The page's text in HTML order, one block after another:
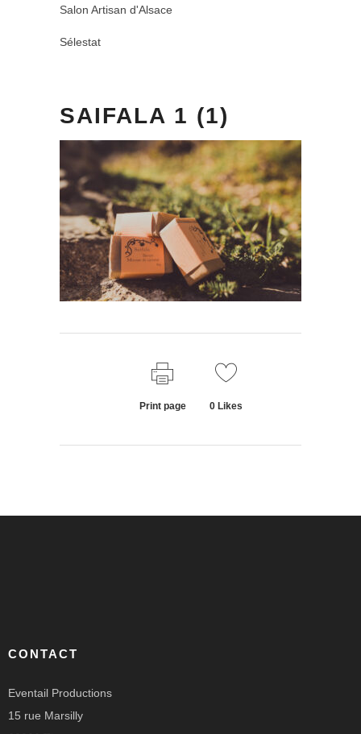
Salon Artisan d'Alsace
Sélestat
SAIFALA 1 (1)
Print page 0Likes
CONTACT
Eventail Productions
15 rue Marsilly